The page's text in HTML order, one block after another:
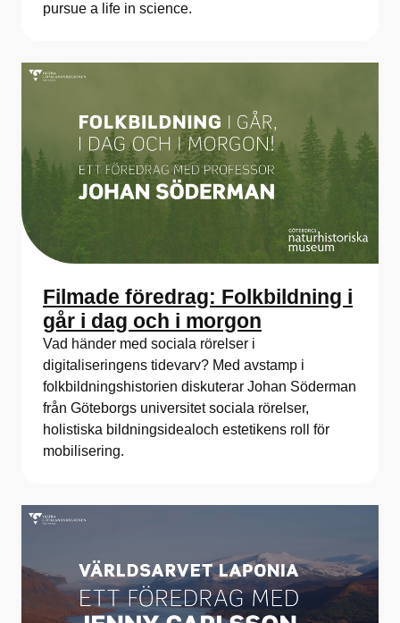
pursue a life in science.
Filmade föredrag: Folkbildning i
går i dag och i morgon
Vad händer med sociala rörelser i
digitaliseringens tidevarv? Med avstamp i
folkbildningshistorien diskuterar Johan Söderman
från Göteborgs universitet sociala rörelser,
holistiska bildningsidealoch estetikens roll för
mobilisering.